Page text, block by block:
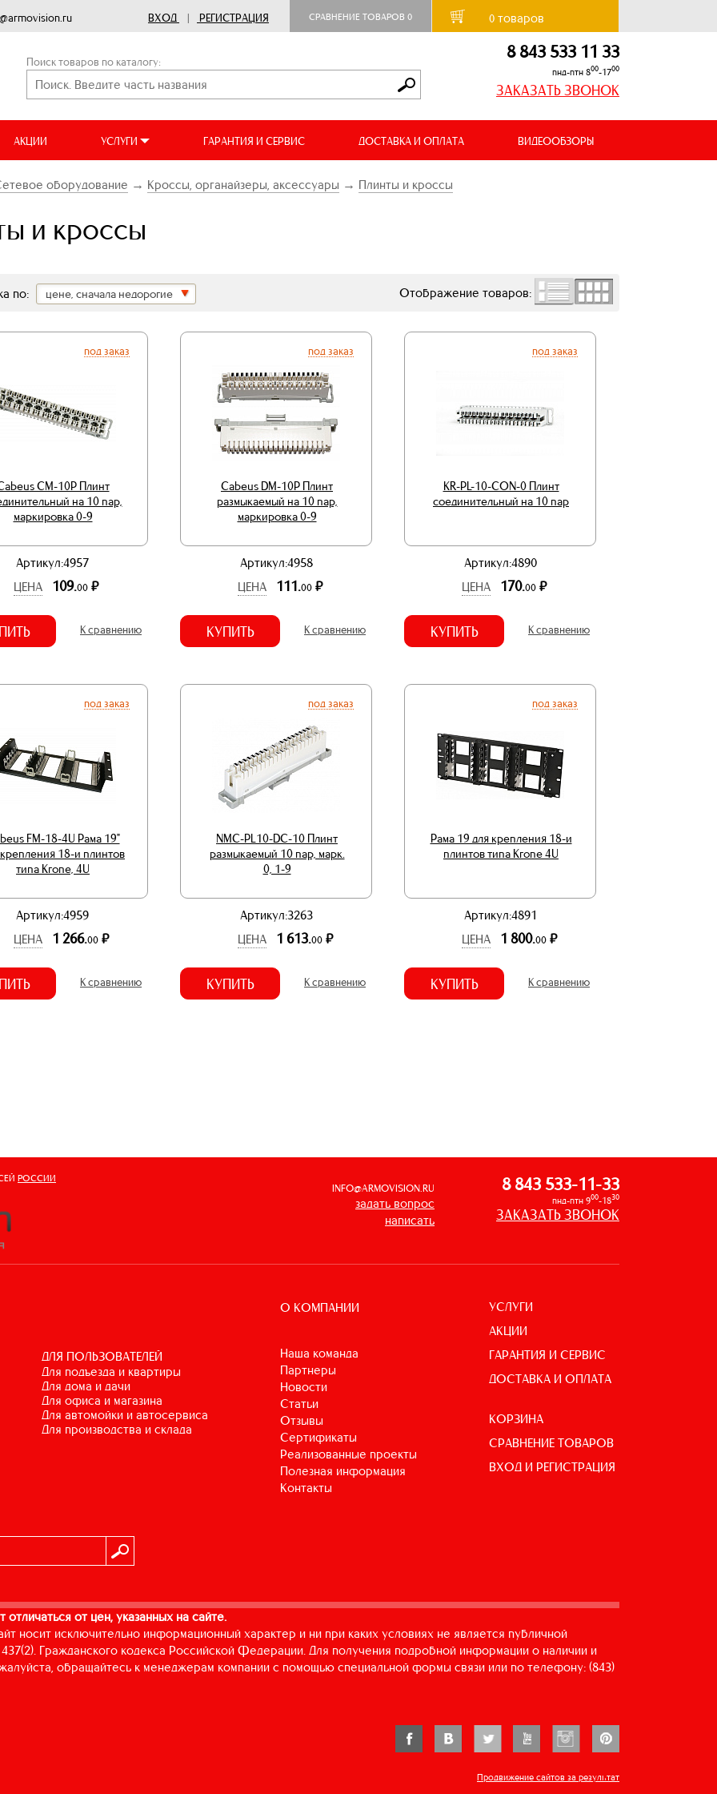
ВХОД | РЕГИСТРАЦИЯ СРАВНЕНИЕ ТОВАРОВ 0 0товаров
Поиск товаров по каталогу: 8 843 533 11 33
пнд-птн 800-1700
ЗАКАЗАТЬ ЗВОНОК
АКЦИИ УСЛУГИ ГАРАНТИЯ И СЕРВИС ДОСТАВКА И ОПЛАТА ВИДЕООБЗОРЫ
оборудование → Кроссы, органайзеры, аксессуары → Плинты и кроссы
и кроссы
Отображение товаров:
по: цене, сначала недорогие
под заказ
CM-10P Плинт
на 10 пар,
маркировка 0-9
Артикул:4957
ЦЕНА
109.00 р.
К сравнению
под заказ
Cabeus DM-10P Плинт
размыкаемый на 10 пар,
маркировка 0-9
Артикул:4958
ЦЕНА
111.00 р.
КУПИТЬ К сравнению
под заказ
KR-PL-10-CON-0 Плинт
соединительный на 10 пар
Артикул:4890
ЦЕНА
170.00 р.
КУПИТЬ К сравнению
под заказ
FM-18-4U Рама 19"
18-и плинтов
типа Krone, 4U
Артикул:4959
ЦЕНА
1 266.00 р.
К сравнению
под заказ
NMC-PL10-DC-10 Плинт
размыкаемый 10 пар, марк.
0, 1-9
Артикул:3263
ЦЕНА
1 613.00 р.
КУПИТЬ К сравнению
под заказ
Рама 19 для крепления 18-и
плинтов типа Krone 4U
Артикул:4891
ЦЕНА
1 800.00 р.
КУПИТЬ К сравнению
РОССИИ
INFO@ARMOVISION.RU
задать вопрос
написать
8 843 533-11-33
пнд-птн 900-1830
ЗАКАЗАТЬ ЗВОНОК
ДЛЯ ПОЛЬЗОВАТЕЛЕЙ
для подъезда и квартиры
для дома и дачи
для офиса и магазина
для автомойки и автосервиса
для производства и склада
О КОМПАНИИ
Наша команда
Партнеры
Новости
Статьи
Отзывы
Сертификаты
Реализованные проекты
Полезная информация
Контакты
УСЛУГИ
АКЦИИ
ГАРАНТИЯ И СЕРВИС
ДОСТАВКА И ОПЛАТА
КОРЗИНА
СРАВНЕНИЕ ТОВАРОВ
ВХОД И РЕГИСТРАЦИЯ
от цен, указанных на сайте.
носит исключительно информационный характер и ни при каких условиях не является публичной
Гражданского кодекса Российской Федерации. Для получения подробной информации о наличии и
обращайтесь к менеджерам компании с помощью специальной формы связи или по телефону: (843)
Продвижение сайтов за результат